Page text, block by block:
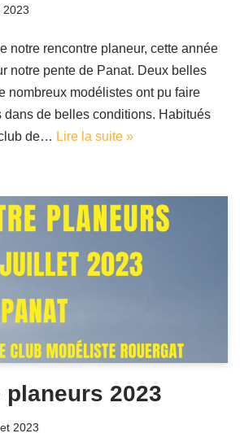
2023
notre rencontre planeur, cette année
notre pente de Panat. Deux belles
nombreux modélistes ont pu faire
dans de belles conditions. Habitués
de… Lire la suite »
planeurs 2023
2023